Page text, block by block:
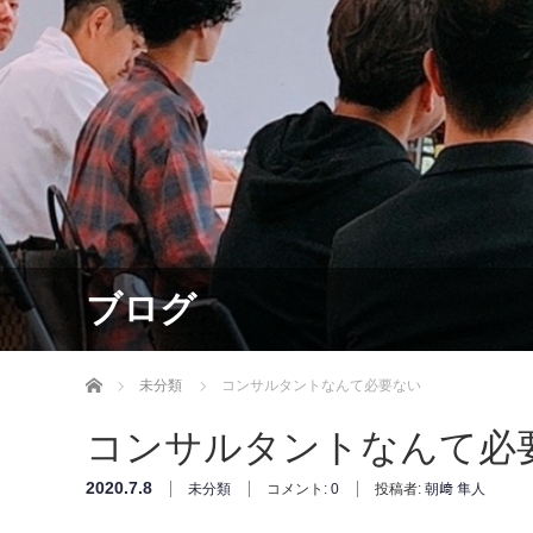
ブログ
ホーム 未分類 コンサルタントなんて必要ない
コンサルタントなんて必
2020.7.8 未分類 コメント: 0 投稿者: 朝﨑 隼人